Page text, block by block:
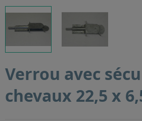
Verrou avec
chevaux 22,5 x